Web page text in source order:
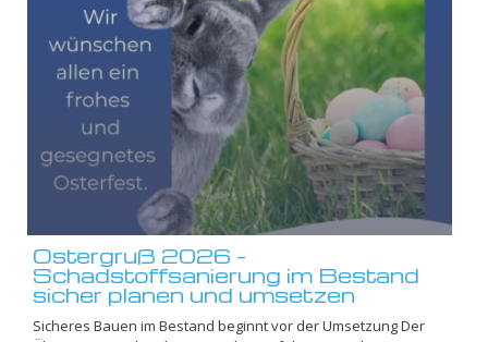
Ostergruß 2026 –
Schadstoffsanierung im Bestand
sicher planen und umsetzen
Sicheres Bauen im Bestand beginnt vor der Umsetzung Der